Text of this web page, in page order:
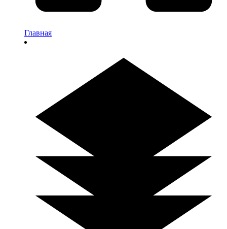
Главная